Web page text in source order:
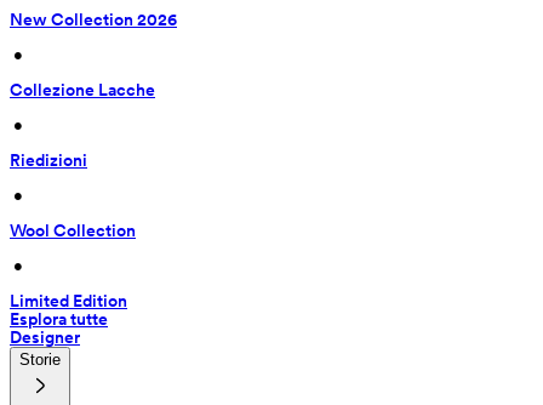
New Collection 2026
•
Collezione Lacche
•
Riedizioni
•
Wool Collection
•
Limited Edition
Esplora tutte
Designer
Storie